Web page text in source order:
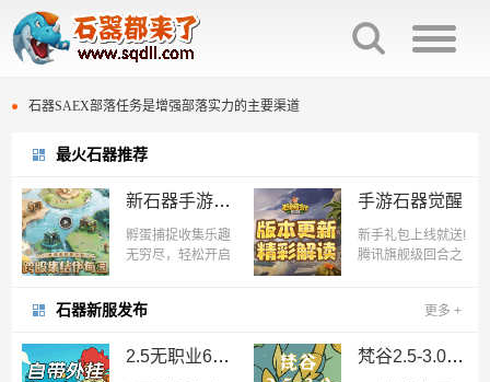
石器时代种族互克机制介绍
石器SAEX部落任务是增强部落实力的主要渠道
百战石器宠物交易回炉次数保留。
石器时代庄园族战击杀榜规则与奖励
石器时代复刻版多套配点“灵活变通”
石器时代光环宠物排名效果
石器时代300分换普金图腾还是熬金神？
石器时代种族互克机制介绍
石器SAEX部落任务是增强部落实力的主要渠道
百战石器宠物交易回炉次数保留。
石器时代庄园族战击杀榜规则与奖励
石器时代复刻版多套配点“灵活变通”
最火石器推荐
新石器手游正版
孵蛋捕捉收集乐趣
无穷尽，轻松开启
斧，石器时代，欢
手游石器觉醒
新手礼包上线就送!
腾讯旗舰级回合之
交,抓宠骑宠乐趣无
石器新服发布 更多 +
2.5无职业60倍经验 梵谷2.5-3.0纯PC